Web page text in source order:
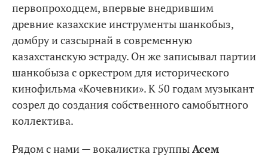
первопроходцем, впервые внедрившим
древние казахские инструменты шанкобыз,
домбру и сазсырнай в современную
казахстанскую эстраду. Он же записывал партии
шанкобыза с оркестром для исторического
кинофильма «Кочевники». К 50 годам музыкант
созрел до создания собственного самобытного
коллектива.
Рядом с нами — вокалистка группыАсем